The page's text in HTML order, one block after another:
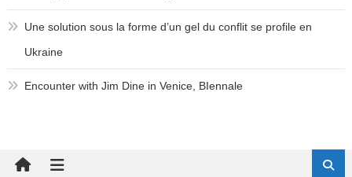
Une solution sous la forme d’un gel du conflit se profile en
Ukraine
Encounter with Jim Dine in Venice, BIennale